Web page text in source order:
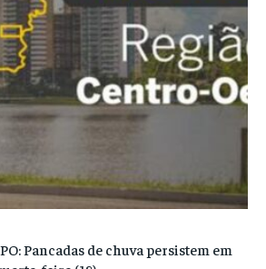
Pancadas de chuva persistem em